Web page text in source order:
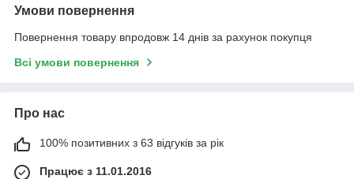
Умови повернення
Повернення товару впродовж 14 днів за рахунок покупця
Всі умови повернення
Про нас
100% позитивних з 63 відгуків за рік
Працює з 11.01.2016